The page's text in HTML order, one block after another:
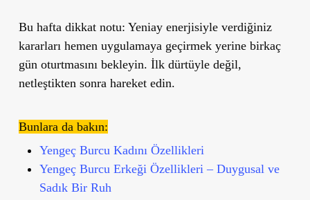
Bu hafta dikkat notu: Yeniay enerjisiyle verdiğiniz
kararları hemen uygulamaya geçirmek yerine birkaç
gün oturtmasını bekleyin. İlk dürtüyle değil,
netleştikten sonra hareket edin.
Bunlara da bakın:
Yengeç Burcu Kadını Özellikleri
Yengeç Burcu Erkeği Özellikleri – Duygusal ve
Sadık Bir Ruh